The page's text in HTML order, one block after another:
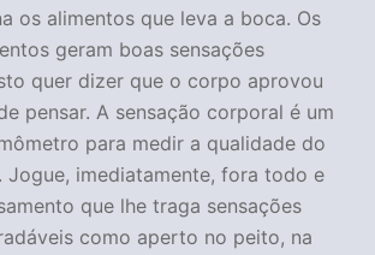
os alimentos que leva a boca. Os
geram boas sensações
quer dizer que o corpo aprovou
pensar. A sensação corporal é um
para medir a qualidade do
Jogue, imediatamente, fora todo e
que lhe traga sensações
como aperto no peito, na